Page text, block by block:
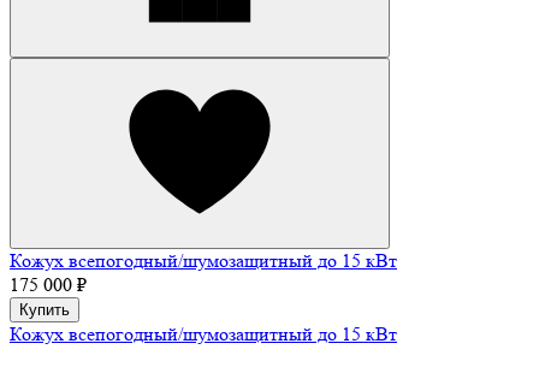
Кожух всепогодный/шумозащитный до 15 кВт
175 000 ₽
Купить
Кожух всепогодный/шумозащитный до 15 кВт